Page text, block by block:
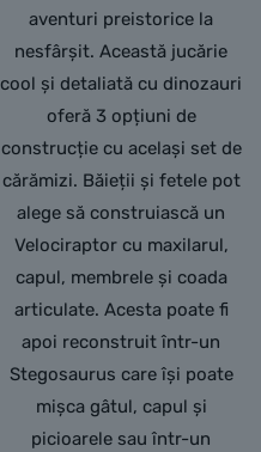
aventuri preistorice la
nesfârșit. Această jucărie
cool și detaliată cu dinozauri
oferă 3 opțiuni de
construcție cu același set de
cărămizi. Băieții și fetele pot
alege să construiască un
Velociraptor cu maxilarul,
capul, membrele și coada
articulate. Acesta poate fi
apoi reconstruit într-un
Stegosaurus care își poate
mișca gâtul, capul și
picioarele sau într-un